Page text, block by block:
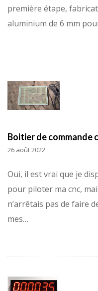
première étape,
aluminium de 6 mm
Boitier de commande
26 août 2022
Oui, il est vrai que je
pour piloter ma cnc,
n’arrêtais pas de faire
mes…